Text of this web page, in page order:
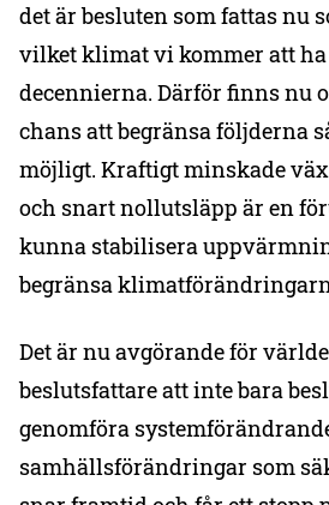
det är besluten som fattas nu
vilket klimat vi kommer att ha
decennierna. Därför finns nu
chans att begränsa följderna
möjligt. Kraftigt minskade
och snart nollutsläpp är en
kunna stabilisera
begränsa
Det är nu avgörande för
beslutsfattare att inte bara
genomföra
samhällsförändringar som